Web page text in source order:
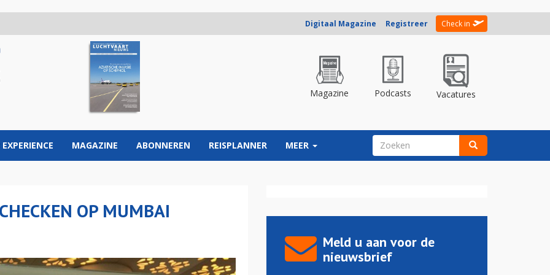
Digitaal Magazine Registreer Check in
Magazine Podcasts Vacatures
EXPERIENCE MAGAZINE ABONNEREN REISPLANNER MEER ZOEKVELD
OP MUMBAI
Meld u aan voor de
nieuwsbrief